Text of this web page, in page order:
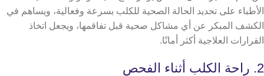
الأطباء على تحديد الحالة الصحية للكلب بسرعة وفعالية، ويساهم في
الكشف المبكر عن أي مشاكل صحية قبل تفاقمها، ويجعل اتخاذ
القرارات العلاجية أكثر أمانًا.
2. راحة الكلب أثناء الفحص